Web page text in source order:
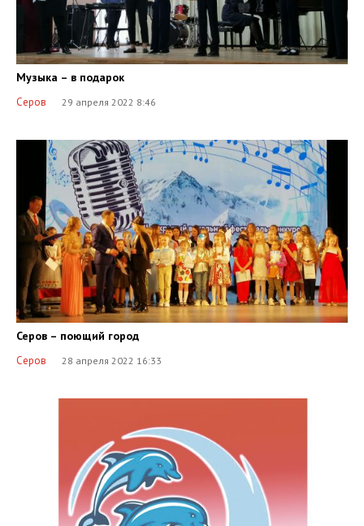
Музыка – в подарок
Серов 29 апреля 2022 8:46
Серов – поющий город
Серов 28 апреля 2022 16:33